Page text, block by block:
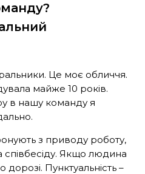
Це моє обличчя.
майже 10 років.
в нашу команду я
з приводу роботу,
співбесіду. Якщо людина
Пунктуальність –